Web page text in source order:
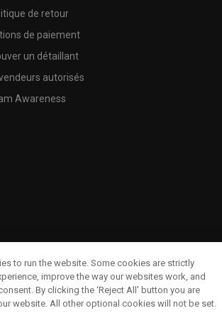
de retour
de paiement
un détaillant
autorisés
Awareness
to run the website. Some cookies are strictly
improve the way our websites work, and
By clicking the ‘Reject All' button you are
website. All other optional cookies will not be set.